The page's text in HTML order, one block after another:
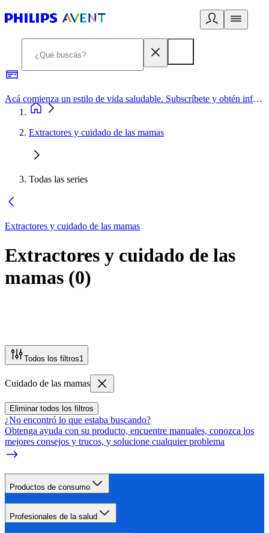
Acá comienza un estilo de vida saludable. Subscríbete y obtén información de primera mano
Extractores y cuidado de las mamas
Todas las series
Extractores y cuidado de las mamas
Extractores y cuidado de las
mamas (0)
Todos los filtros1
Cuidado de las mamas
Eliminar todos los filtros
¿No encontró lo que estaba buscando?
Obtenga ayuda con su producto, encuentre manuales, conozca los
mejores consejos y trucos, y solucione cualquier problema
Productos de consumo
Profesionales de la salud